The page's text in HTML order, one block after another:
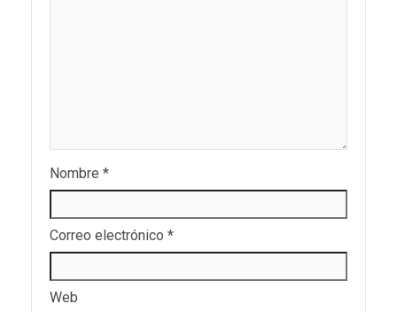
Nombre *
Correo electrónico *
Web